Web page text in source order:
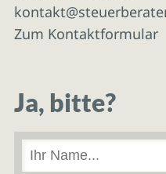
Zum Kontaktformular
Ja, bitte?